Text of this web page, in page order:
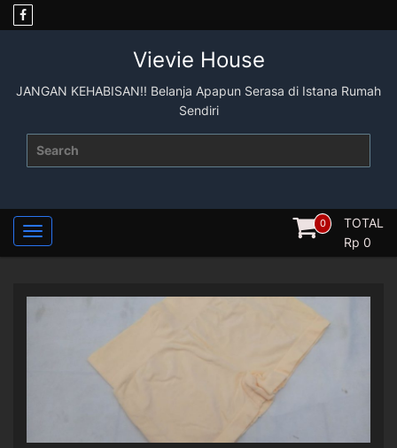
Skip
to
Vievie House
JANGAN KEHABISAN!! Belanja Apapun Serasa di Istana Rumah
Sendiri
0
TOTAL
Rp 0